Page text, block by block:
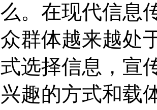
么。在现代信息
众群体越来越处
式选择信息，宣
兴趣的方式和载